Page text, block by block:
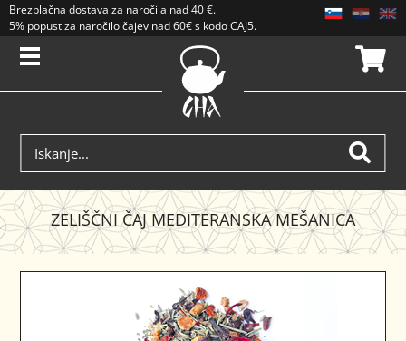
Brezplačna dostava za naročila nad40 €.
5% popust za naročilo čajev nad 60€ s kodo CAJ5. Popusti se ne seštevajo.
ZELIŠČNI ČAJ MEDITERANSKA MEŠANICA